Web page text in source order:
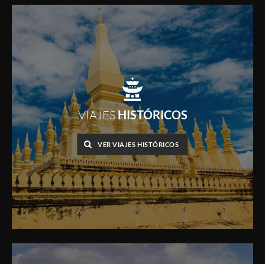
VIAJESHISTÓRICOS
VER VIAJES HISTÓRICOS